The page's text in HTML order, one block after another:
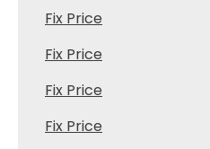
Fix Price
Fix Price
Fix Price
Fix Price